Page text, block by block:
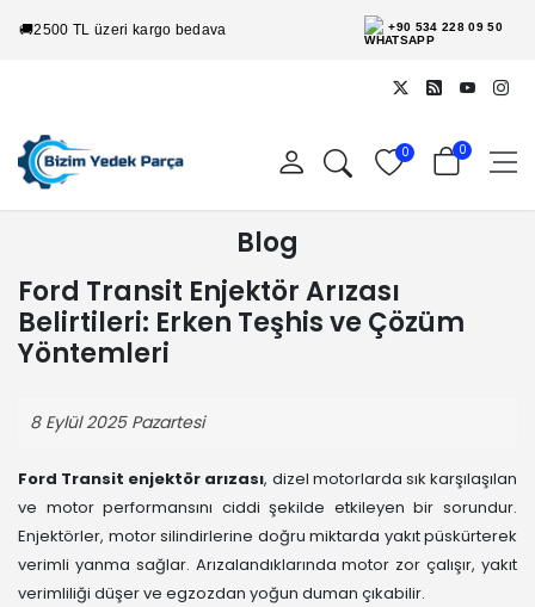
🚚2500 TL üzeri kargo bedava +90 534 228 09 50
0 0
Blog
Ford Transit Enjektör Arızası
Belirtileri: Erken Teşhis ve Çözüm
Yöntemleri
8 Eylül 2025 Pazartesi
Ford Transit enjektör arızası, dizel motorlarda sık karşılaşılan
ve motor performansını ciddi şekilde etkileyen bir sorundur.
Enjektörler, motor silindirlerine doğru miktarda yakıt püskürterek
verimli yanma sağlar. Arızalandıklarında motor zor çalışır, yakıt
verimliliği düşer ve egzozdan yoğun duman çıkabilir.